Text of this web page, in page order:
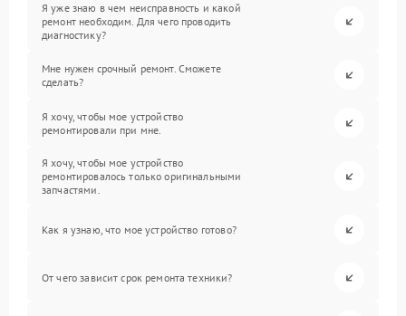
Я уже знаю в чем неисправность и какой
ремонт необходим. Для чего проводить
диагностику?
Мне нужен срочный ремонт. Сможете
сделать?
Я хочу, чтобы мое устройство
ремонтировали при мне.
Я хочу, чтобы мое устройство
ремонтировалось только оригинальными
запчастями.
Как я узнаю, что мое устройство готово?
От чего зависит срок ремонта техники?